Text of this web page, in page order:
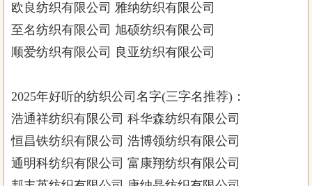
欧良纺织有限公司 雅纳纺织有限公司
至名纺织有限公司 旭硕纺织有限公司
顺爱纺织有限公司 良亚纺织有限公司
2025年好听的纺织公司名字(三字名推荐)：
浩通祥纺织有限公司 科华森纺织有限公司
恒昌铁纺织有限公司 浩博领纺织有限公司
通明科纺织有限公司 富康翔纺织有限公司